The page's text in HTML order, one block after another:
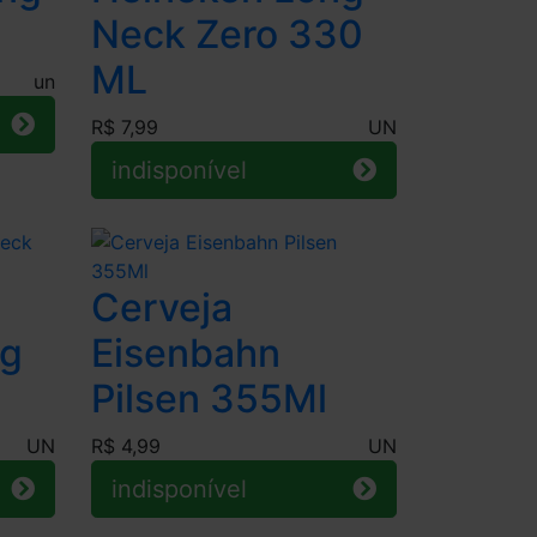
un
Neck Zero 330
ML
R$ 7,99 UN
indisponível
UN
Cerveja
Eisenbahn
Pilsen 355Ml
R$ 4,99 UN
indisponível